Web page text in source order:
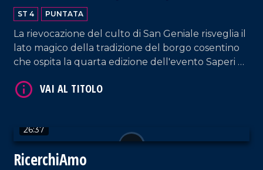
d'Autunno 2024: un viaggio tra storia,
tradizioni e fede
ST 4 PUNTATA
La rievocazione del culto di San Geniale risveglia il
lato magico della tradizione del borgo cosentino
che ospita la quarta edizione dell'evento Saperi e
26:37
RicerchiAmo
VAI AL TITOLO